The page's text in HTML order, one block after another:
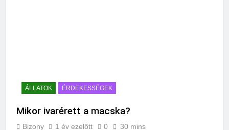
ÁLLATOK ÉRDEKESSÉGEK
Mikor ivarérett a macska?
Bizony 1 év ezelőtt 0 30 mins